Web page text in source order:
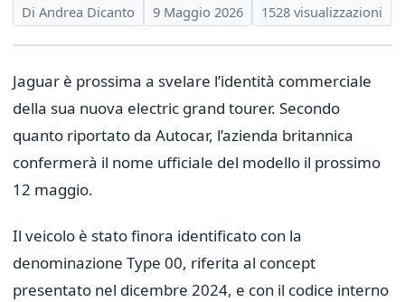
Di Andrea Dicanto 9 Maggio 2026 1528 visualizzazioni
Jaguar è prossima a svelare l’identità commerciale
della sua nuova electric grand tourer. Secondo
quanto riportato da Autocar, l’azienda britannica
confermerà il nome ufficiale del modello il prossimo
12 maggio.
Il veicolo è stato finora identificato con la
denominazione Type 00, riferita al concept
presentato nel dicembre 2024, e con il codice interno